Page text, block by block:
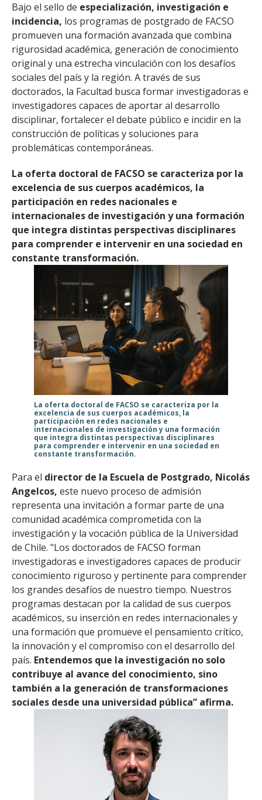
Bajo el sello de especialización, investigación e
incidencia, los programas de postgrado de FACSO
promueven una formación avanzada que combina
rigurosidad académica, generación de conocimiento
original y una estrecha vinculación con los desafíos
sociales del país y la región. A través de sus
doctorados, la Facultad busca formar investigadoras e
investigadores capaces de aportar al desarrollo
disciplinar, fortalecer el debate público e incidir en la
construcción de políticas y soluciones para
problemáticas contemporáneas.
La oferta doctoral de FACSO se caracteriza por la
excelencia de sus cuerpos académicos, la
participación en redes nacionales e
internacionales de investigación y una formación
que integra distintas perspectivas disciplinares
para comprender e intervenir en una sociedad en
constante transformación.
La oferta doctoral de FACSO se caracteriza por la
excelencia de sus cuerpos académicos, la
participación en redes nacionales e
internacionales de investigación y una formación
que integra distintas perspectivas disciplinares
para comprender e intervenir en una sociedad en
constante transformación.
Para el director de la Escuela de Postgrado, Nicolás
Angelcos, este nuevo proceso de admisión
representa una invitación a formar parte de una
comunidad académica comprometida con la
investigación y la vocación pública de la Universidad
de Chile. "Los doctorados de FACSO forman
investigadoras e investigadores capaces de producir
conocimiento riguroso y pertinente para comprender
los grandes desafíos de nuestro tiempo. Nuestros
programas destacan por la calidad de sus cuerpos
académicos, su inserción en redes internacionales y
una formación que promueve el pensamiento crítico,
la innovación y el compromiso con el desarrollo del
país. Entendemos que la investigación no solo
contribuye al avance del conocimiento, sino
también a la generación de transformaciones
sociales desde una universidad pública” afirma.